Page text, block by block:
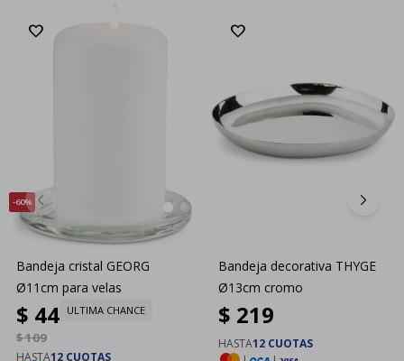
60
Bandeja cristal GEORG
Ø11cm para velas
$ 44
$109
ULTIMA CHANCE
HASTA12 CUOTAS
Bandeja decorativa THYGE
Ø13cm cromo
$ 219
HASTA12 CUOTAS